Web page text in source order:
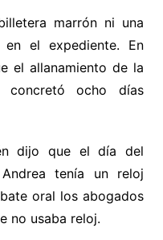
marrón ni una
en el expediente. En
el allanamiento de la
concretó ocho días
dijo que el día del
tenía un reloj
oral los abogados
no usaba reloj.